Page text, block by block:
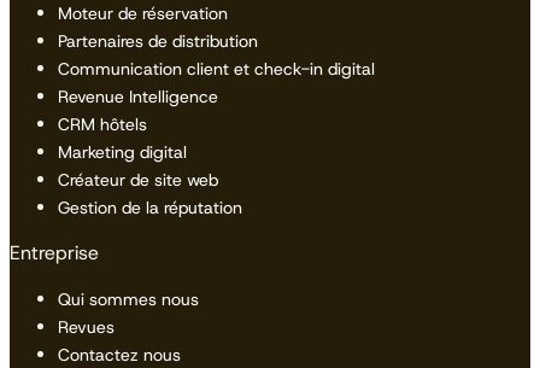
Moteur de réservation
Partenaires de distribution
Communication client et check-in digital
Revenue Intelligence
CRM hôtels
Marketing digital
Créateur de site web
Gestion de la réputation
Entreprise
Qui sommes nous
Revues
Contactez nous